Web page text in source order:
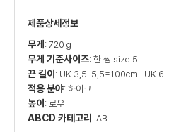
제품상세정보
무게 : 720 g
무게 기준사이즈: 한 쌍 size 5
끈 길이 : UK 3,5-5,5=100cm I UK
적용 분야: 하이크
높이 : 로우
ABCD 카테고리 : AB